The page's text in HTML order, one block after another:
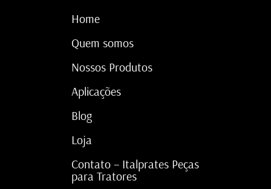
Home
Quem somos
Nossos Produtos
Aplicações
Blog
Loja
Contato – Italprates Peças
para Tratores